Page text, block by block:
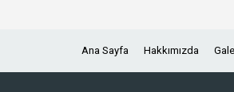
Ana Sayfa Hakkımızda